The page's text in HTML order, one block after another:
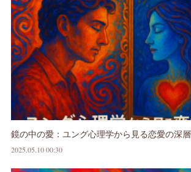
鏡の中の愛：ユング心理学から見る恋愛の深層
2025.05.10 00:30